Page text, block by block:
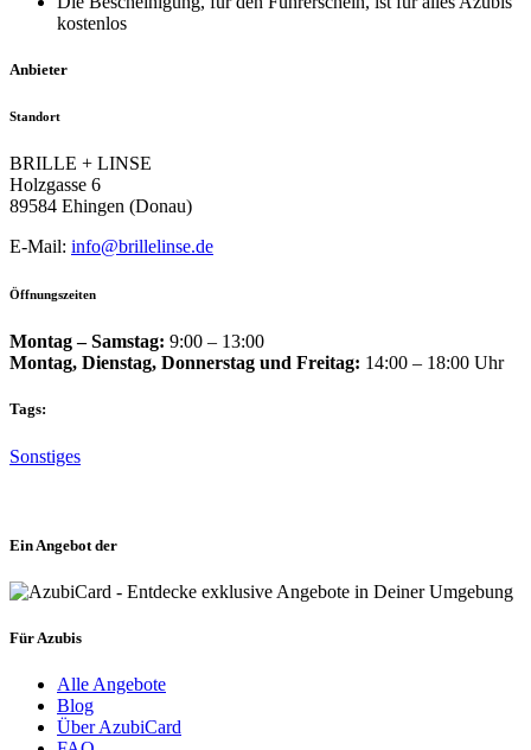
kostenlos
Anbieter
Standort
BRILLE + LINSE
Holzgasse 6
89584 Ehingen (Donau)
E-Mail: info@brillelinse.de
Öffnungszeiten
Montag – Samstag: 9:00 – 13:00
Montag, Dienstag, Donnerstag und Freitag: 14:00 – 18:00 Uhr
Tags:
Sonstiges
Ein Angebot der
Für Azubis
Alle Angebote
Blog
Über AzubiCard